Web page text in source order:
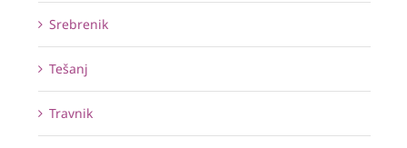
Srebrenik
Tešanj
Travnik